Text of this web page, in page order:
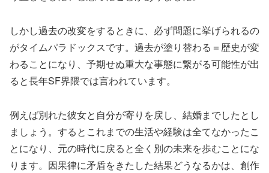
しかし過去の改変をするときに、必ず問題に挙げられるの
がタイムパラドックスです。過去が塗り替わる＝歴史が変
わることになり、予期せぬ重大な事態に繋がる可能性が出
ると長年SF界隈では言われています。
例えば別れた彼女と自分が寄りを戻し、結婚までしたとし
ましょう。するとこれまでの生活や経験は全てなかったこ
とになり、元の時代に戻ると全く別の未来を歩むことにな
ります。因果律に矛盾をきたした結果どうなるかは、創作